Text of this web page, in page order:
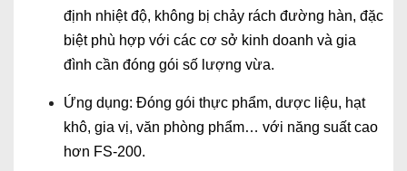
định nhiệt độ, không bị chảy rách đường hàn, đặc
biệt phù hợp với các cơ sở kinh doanh và gia
đình cần đóng gói số lượng vừa.
Ứng dụng: Đóng gói thực phẩm, dược liệu, hạt
khô, gia vị, văn phòng phẩm… với năng suất cao
hơn FS-200.